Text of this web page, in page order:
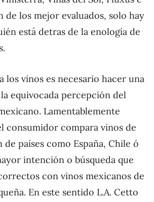
de los mejor evaluados, solo hay
está detras de la enología de
los vinos es necesario hacer una
equivocada percepción del
Lamentablemente
consumidor compara vinos de
países como España, Chile ó
intención o búsqueda que
con vinos mexicanos de
En este sentido L.A. Cetto